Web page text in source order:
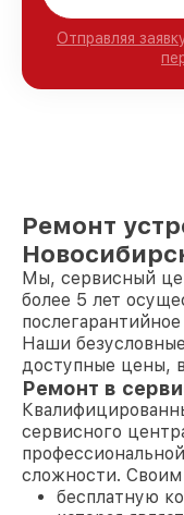
Отправляя
Ремонт
Мы, сервисный
более 5 лет
Наши
доступные цены,
Ремонт в
сервисного
сложности.
бесплатную